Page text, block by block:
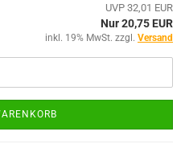
UVP 32,01 EUR
Nur 20,75 EUR
inkl. 19% MwSt. zzgl. Versand